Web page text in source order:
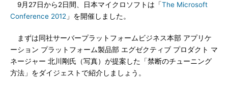
9月27日から2日間、日本マイクロソフトは「The Microsoft
Conference 2012 」を開催しました。
まずは同社サーバープラットフォームビジネス本部 アプリケ
ーション プラットフォーム製品部 エグゼクティブ プロダクト マ
ネージャー 北川剛氏（写真）が提案した「禁断のチューニング
方法」をダイジェストで紹介しましょう。